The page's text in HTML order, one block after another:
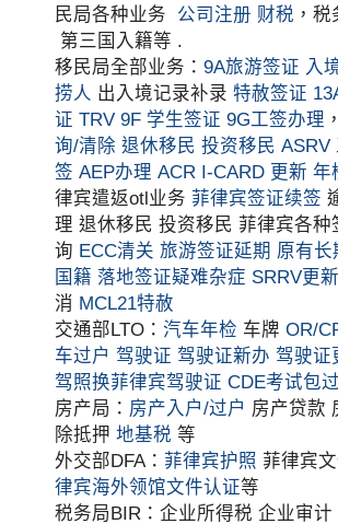
民局各种业务 公司注册 财税 ，
第三国入籍等 .
移民局全部业务：9A旅游签证 入
捞人 出入境记录补录特赦签证
证 TRV 9F 学生签证 9G工签办理 ，
询/清除 退休移民投资移民 ASRV
签 AEP办理 ACR I-CARD 更新 年
律宾遣返otl业务 菲律宾签证续签
理 退休移民 投资移民 菲律宾各种
询 ECC清关 旅游签证延期 原有长
国籍 落地签证疑难杂症 SRRV更新
消 MCL21特赦
交通部LTO：汽车年检 车牌OR/
车过户 驾驶证 驾驶证新办 驾驶证
驾照换菲律宾驾驶证 CDE考试包过
房产局： 房产入户/过户 房产贷款
除抵押地基税 等
外交部DFA： 菲律宾护照 菲律宾
律宾海外领馆文件认证等
税务局BIR：企业所得税 企业审计